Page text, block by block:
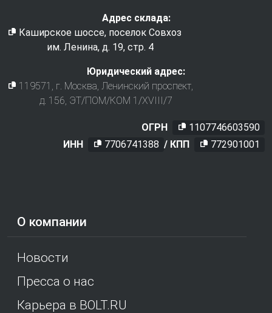
О компании
Новости
Пресса о нас
Карьера в BOLT.RU
Адрес склада:
Каширское шоссе, поселок Совхоз
им. Ленина, д. 19, стр. 4
Юридический адрес:
119571
, г. Москва Ленинский проспект,
д. 156, ЭТ/ПОМ/КОМ 1/XVIII/7
ОГРН
1107746603590
ИНН
7706741388 / КПП 772901001